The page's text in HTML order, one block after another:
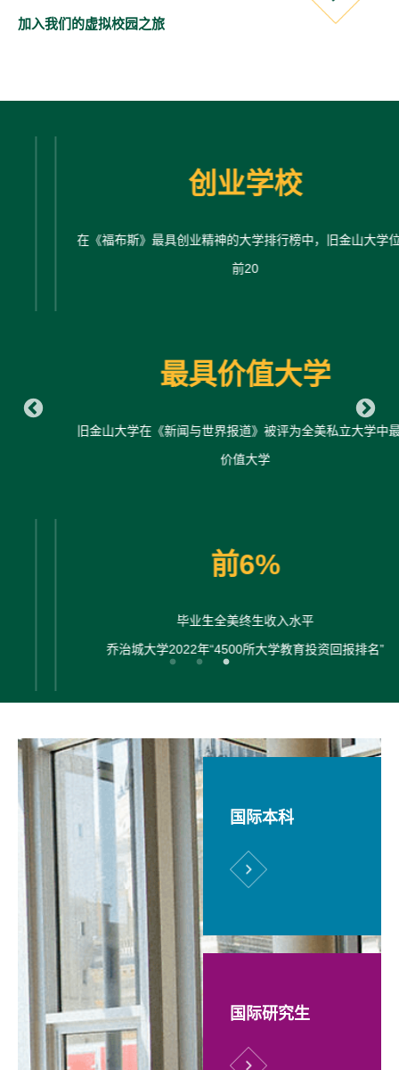
加入我们的虚拟校园之旅
创业学校
在《福布斯》最具创业精神的大学排行榜中，旧金山大学位列
最具价值大学
旧金山大学在《新闻与世界报道》被评为全美私立大学中最具
价值大学
前6%
毕业生全美终生收入水平
乔治城大学2022年“4500所大学教育投资回报排名”
国际本科
国际研究生